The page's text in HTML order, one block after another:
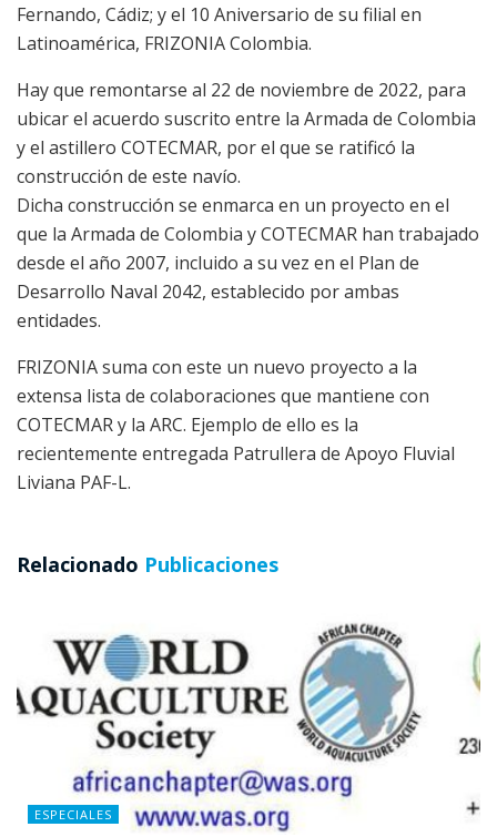
Fernando, Cádiz; y el 10 Aniversario de su filial en
Latinoamérica, FRIZONIA Colombia.
Hay que remontarse al 22 de noviembre de 2022, para
ubicar el acuerdo suscrito entre la Armada de Colombia
y el astillero COTECMAR, por el que se ratificó la
construcción de este navío.
Dicha construcción se enmarca en un proyecto en el
que la Armada de Colombia y COTECMAR han trabajado
desde el año 2007, incluido a su vez en el Plan de
Desarrollo Naval 2042, establecido por ambas
entidades.
FRIZONIA suma con este un nuevo proyecto a la
extensa lista de colaboraciones que mantiene con
COTECMAR y la ARC. Ejemplo de ello es la
recientemente entregada Patrullera de Apoyo Fluvial
Liviana PAF-L.
Relacionado Publicaciones
ESPECIALES